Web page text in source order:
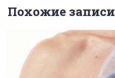
Похожие записи